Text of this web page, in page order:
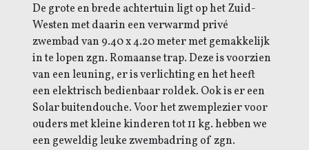
De grote en brede achtertuin ligt op het Zuid-
Westen met daarin een verwarmd privé
zwembad van 9.40 x 4.20 meter met gemakkelijk
in te lopen zgn. Romaanse trap. Deze is voorzien
van een leuning, er is verlichting en het heeft
een elektrisch bedienbaar roldek. Ook is er een
Solar buitendouche.Voor het zwemplezier voor
ouders met kleine kinderen tot 11 kg. hebben we
een geweldig leuke zwembadring of zgn.